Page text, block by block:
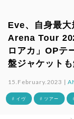
Eve、自身最
Arena Tour
ロアカ」OPテ
盤ジャケット
15.February.2023 |
# イヴ # ツアー